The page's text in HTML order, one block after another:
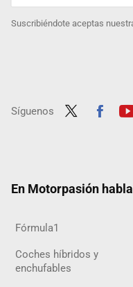
Suscribiéndote aceptas
Síguenos
En Motorpasión
Fórmula1
Coches híbridos y
enchufables